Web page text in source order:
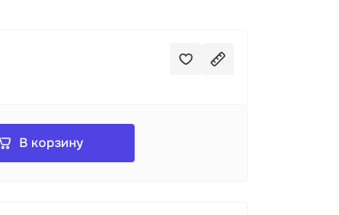
В корзину